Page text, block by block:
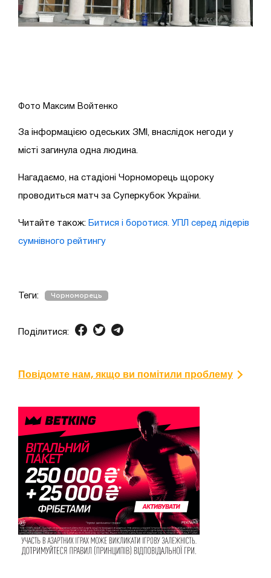
Фото Максим Войтенко
За інформацією одеських ЗМІ, внаслідок негоди у
місті загинула одна людина.
Нагадаємо, на стадіоні Чорноморець щороку
проводиться матч за Суперкубок України.
Читайте також: Битися і боротися. УПЛ серед лідерів
сумнівного рейтингу
Теги: Чорноморець
Поділитися:
Повідомте нам, якщо ви помітили проблему